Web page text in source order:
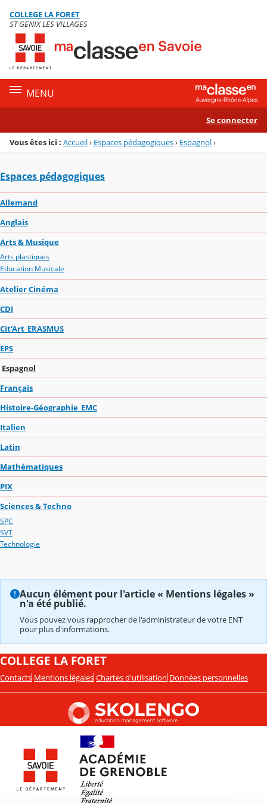
Menu de la rubrique
Contenu
COLLEGE LA FORET
ST GENIX LES VILLAGES
MENU
Se connecter
Vous êtes ici : Accueil› Espaces pédagogiques› Espagnol›
Espaces pédagogiques
Allemand
Anglais
Arts & Musique
Arts plastiques
Education Musicale
Atelier Cinéma
CDI
Cit'Art_ERASMUS
EPS
Espagnol
Français
Histoire-Géographie_EMC
Italien
Latin
Mathématiques
PIX
Sciences & Techno
SPC
SVT
Technologie
Aucun élément pour l'article « Mentions légales »
n'a été publié.
Vous pouvez vous rapprocher de l'administrateur de votre ENT
pour plus d'informations.
COLLEGE LA FORET
Contacts Mentions légales Chartes d'utilisation Données personnelles